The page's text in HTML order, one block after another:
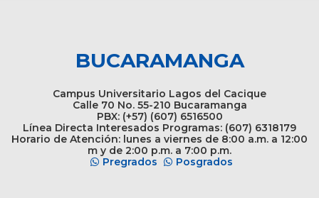
BUCARAMANGA
Campus Universitario Lagos del Cacique
Calle 70 No. 55-210 Bucaramanga
PBX: (+57) (607) 6516500
Línea Directa Interesados Programas: (607) 6318179
Horario de Atención: lunes a viernes de 8:00 a.m. a 12:00
m y de 2:00 p.m. a 7:00 p.m.
Pregrados
Posgrados